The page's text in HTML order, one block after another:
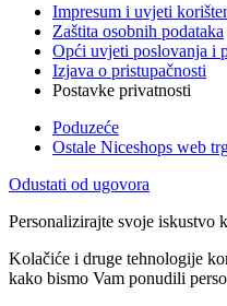
Impresum i uvjeti
Zaštita osobnih podataka
Opći uvjeti poslovanja i
Izjava o pristupačnosti
Postavke privatnosti
Poduzeće
Ostale Niceshops web
Odustati od ugovora
Personalizirajte svoje iskustvo
Kolačiće i druge tehnologije
kako bismo Vam ponudili